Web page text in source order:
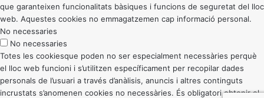
que garanteixen funcionalitats bàsiques i funcions de seguretat del lloc
web. Aquestes cookies no emmagatzemen cap informació personal.
No necessaries
No necessaries
Totes les cookiesque poden no ser especialment necessàries perquè
el lloc web funcioni i s’utilitzen específicament per recopilar dades
personals de l’usuari a través d’anàlisis, anuncis i altres continguts
incrustats s’anomenen cookies no necessàries. És obligatori obtenir el